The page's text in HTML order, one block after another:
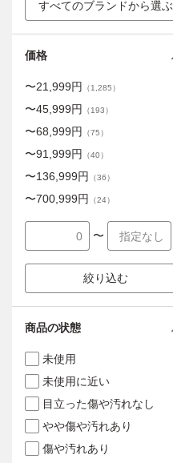
すべてのブランドから選ぶ
価格
〜21,999円 （1,285）
〜45,999円 （193）
〜68,999円 （75）
〜91,999円 （40）
〜136,999円 （36）
〜700,999円 （24）
〜
絞り込む
商品の状態
未使用
未使用に近い
目立った傷や汚れなし
やや傷や汚れあり
傷や汚れあり